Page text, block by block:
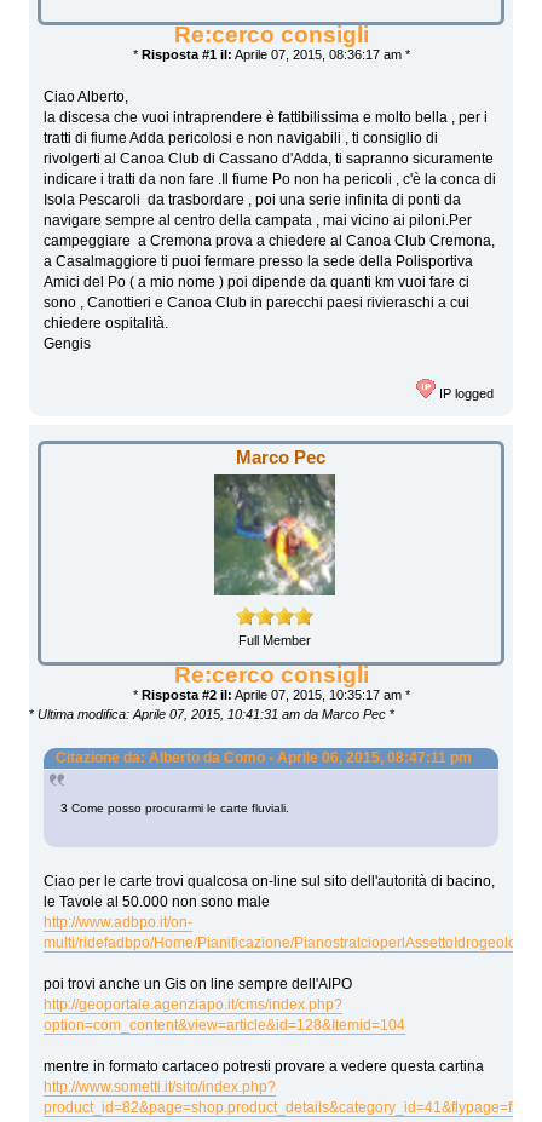
Re:cerco consigli
* Risposta #1 il: Aprile 07, 2015, 08:36:17 am *
Ciao Alberto,
la discesa che vuoi intraprendere è fattibilissima e molto bella , per i
tratti di fiume Adda pericolosi e non navigabili , ti consiglio di
rivolgerti al Canoa Club di Cassano d'Adda, ti sapranno sicuramente
indicare i tratti da non fare .Il fiume Po non ha pericoli , c'è la conca di
Isola Pescaroli da trasbordare , poi una serie infinita di ponti da
navigare sempre al centro della campata , mai vicino ai piloni.Per
campeggiare a Cremona prova a chiedere al Canoa Club Cremona,
a Casalmaggiore ti puoi fermare presso la sede della Polisportiva
Amici del Po ( a mio nome ) poi dipende da quanti km vuoi fare ci
sono , Canottieri e Canoa Club in parecchi paesi rivieraschi a cui
chiedere ospitalità.
Gengis
IP logged
Marco Pec
Full Member
Re:cerco consigli
* Risposta #2 il: Aprile 07, 2015, 10:35:17 am *
* Ultima modifica: Aprile 07, 2015, 10:41:31 am da Marco Pec *
Citazione da: Alberto da Como - Aprile 06, 2015, 08:47:11 pm
3 Come posso procurarmi le carte fluviali.
Ciao per le carte trovi qualcosa on-line sul sito dell'autorità di bacino,
le Tavole al 50.000 non sono male
http://www.adbpo.it/on-
multi/ridefadbpo/Home/Pianificazione/
poi trovi anche un Gis on line sempre dell'AIPO
http://geoportale.agenziapo.it/cms/index.php?
option=com_content&view=article&id=128&Itemid=104
mentre in formato cartaceo potresti provare a vedere questa cartina
http://www.sometti.it/sito/index.php?